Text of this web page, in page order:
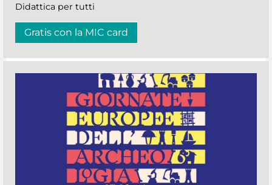
Didattica per tutti
Gratis con la MIC card